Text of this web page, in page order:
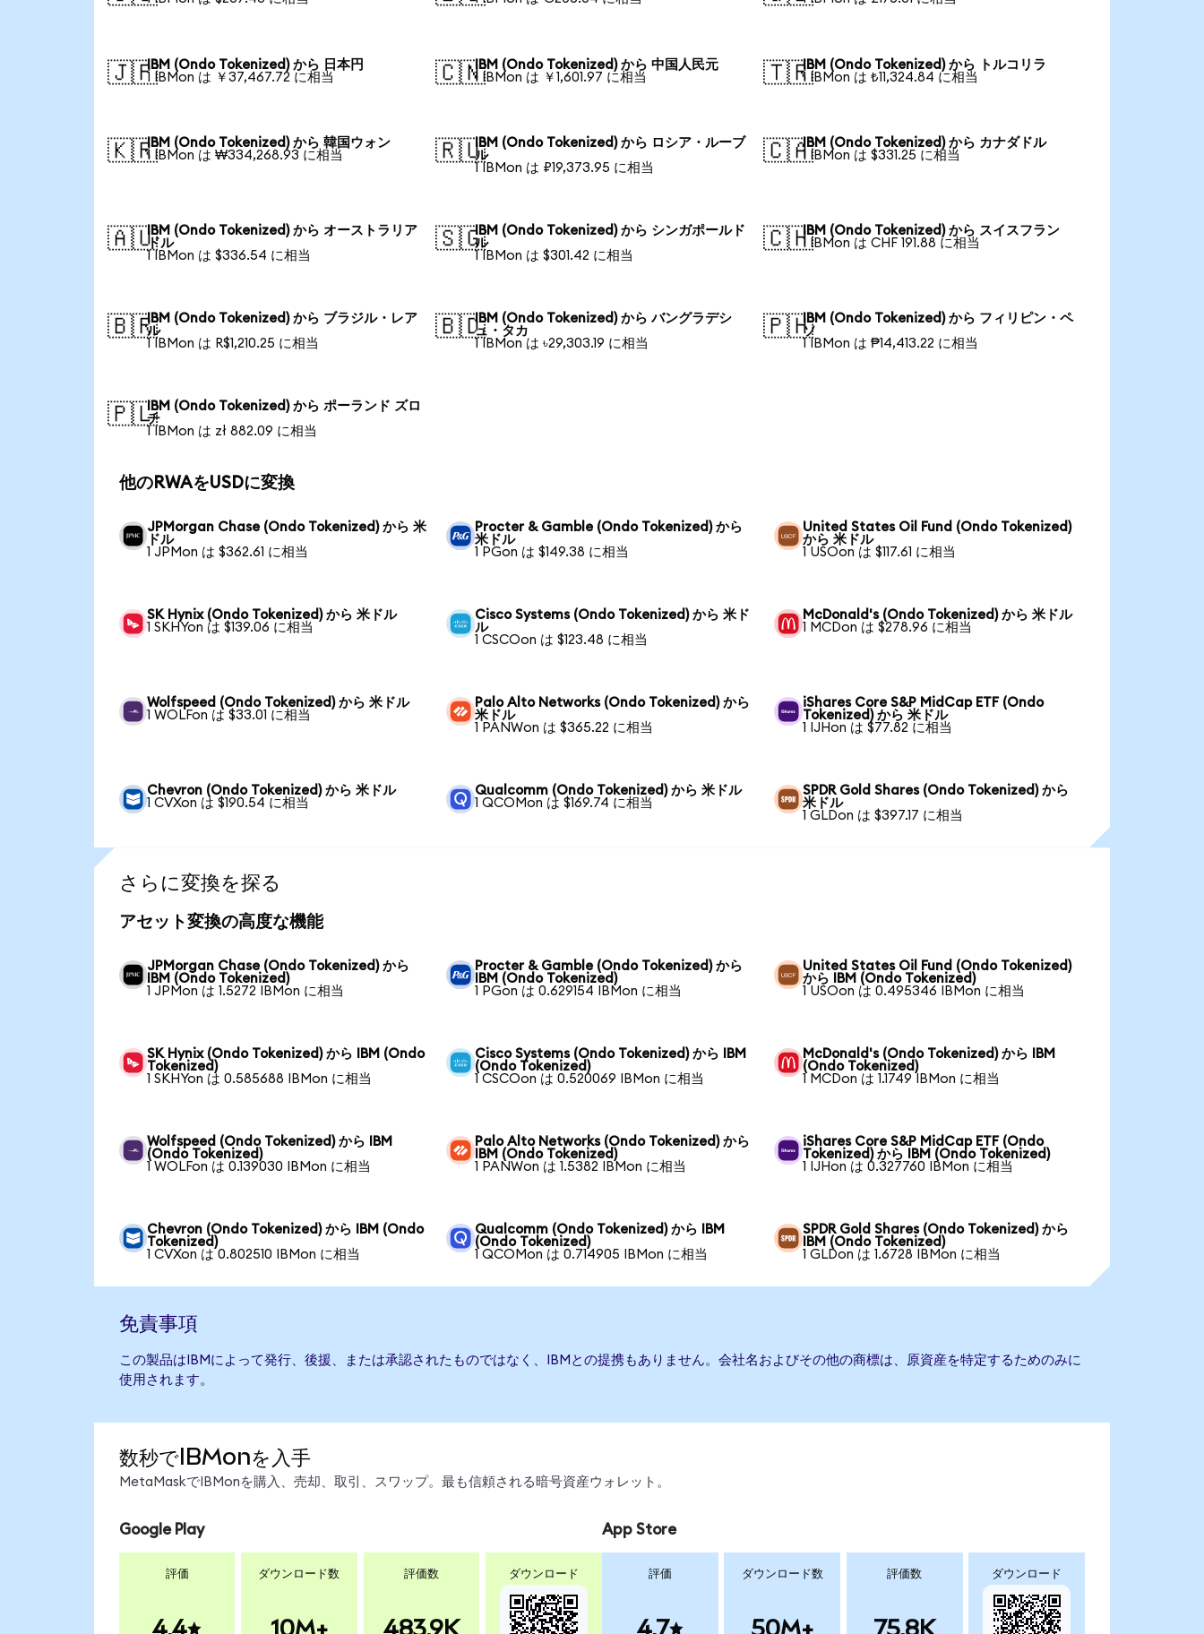
🇯🇵IBM (Ondo Tokenized) から 日本円
1 IBMon は ￥37,467.72 に相当
🇨🇳IBM (Ondo Tokenized) から 中国人民元
1 IBMon は ￥1,601.97 に相当
🇹🇷IBM (Ondo Tokenized) から トルコリラ
1 IBMon は ₺11,324.84 に相当
🇰🇷IBM (Ondo Tokenized) から 韓国ウォン
1 IBMon は ₩334,268.93 に相当
🇷🇺IBM (Ondo Tokenized) から ロシア・ルーブ
ル
1 IBMon は ₽19,373.95 に相当
🇨🇦IBM (Ondo Tokenized) から カナダドル
1 IBMon は $331.25 に相当
🇦🇺IBM (Ondo Tokenized) から オーストラリア
ドル
1 IBMon は $336.54 に相当
🇸🇬IBM (Ondo Tokenized) から シンガポールド
ル
1 IBMon は $301.42 に相当
🇨🇭IBM (Ondo Tokenized) から スイスフラン
1 IBMon は CHF 191.88 に相当
🇧🇷IBM (Ondo Tokenized) から ブラジル・レア
ル
1 IBMon は R$1,210.25 に相当
🇧🇩IBM (Ondo Tokenized) から バングラデシ
ュ・タカ
1 IBMon は ৳29,303.19 に相当
🇵🇭IBM (Ondo Tokenized) から フィリピン・ペ
ソ
1 IBMon は ₱14,413.22 に相当
🇵🇱IBM (Ondo Tokenized) から ポーランド ズロ
チ
1 IBMon は zł 882.09 に相当
他のRWAをUSDに変換
JPMorgan Chase (Ondo Tokenized) から 米
ドル
1 JPMon は $362.61 に相当
Procter & Gamble (Ondo Tokenized) から
米ドル
1 PGon は $149.38 に相当
United States Oil Fund (Ondo Tokenized)
から 米ドル
1 USOon は $117.61 に相当
SK Hynix (Ondo Tokenized) から 米ドル
1 SKHYon は $139.06 に相当
Cisco Systems (Ondo Tokenized) から 米ド
ル
1 CSCOon は $123.48 に相当
McDonald's (Ondo Tokenized) から 米ドル
1 MCDon は $278.96 に相当
Wolfspeed (Ondo Tokenized) から 米ドル
1 WOLFon は $33.01 に相当
Palo Alto Networks (Ondo Tokenized) から
米ドル
1 PANWon は $365.22 に相当
iShares Core S&P MidCap ETF (Ondo
Tokenized) から 米ドル
1 IJHon は $77.82 に相当
Chevron (Ondo Tokenized) から 米ドル
1 CVXon は $190.54 に相当
Qualcomm (Ondo Tokenized) から 米ドル
1 QCOMon は $169.74 に相当
SPDR Gold Shares (Ondo Tokenized) から
米ドル
1 GLDon は $397.17 に相当
さらに変換を探る
アセット変換の高度な機能
JPMorgan Chase (Ondo Tokenized) から
IBM (Ondo Tokenized)
1 JPMon は 1.5272 IBMon に相当
Procter & Gamble (Ondo Tokenized) から
IBM (Ondo Tokenized)
1 PGon は 0.629154 IBMon に相当
United States Oil Fund (Ondo Tokenized)
から IBM (Ondo Tokenized)
1 USOon は 0.495346 IBMon に相当
SK Hynix (Ondo Tokenized) から IBM (Ondo
Tokenized)
1 SKHYon は 0.585688 IBMon に相当
Cisco Systems (Ondo Tokenized) から IBM
(Ondo Tokenized)
1 CSCOon は 0.520069 IBMon に相当
McDonald's (Ondo Tokenized) から IBM
(Ondo Tokenized)
1 MCDon は 1.1749 IBMon に相当
Wolfspeed (Ondo Tokenized) から IBM
(Ondo Tokenized)
1 WOLFon は 0.139030 IBMon に相当
Palo Alto Networks (Ondo Tokenized) から
IBM (Ondo Tokenized)
1 PANWon は 1.5382 IBMon に相当
iShares Core S&P MidCap ETF (Ondo
Tokenized) から IBM (Ondo Tokenized)
1 IJHon は 0.327760 IBMon に相当
Chevron (Ondo Tokenized) から IBM (Ondo
Tokenized)
1 CVXon は 0.802510 IBMon に相当
Qualcomm (Ondo Tokenized) から IBM
(Ondo Tokenized)
1 QCOMon は 0.714905 IBMon に相当
SPDR Gold Shares (Ondo Tokenized) から
IBM (Ondo Tokenized)
1 GLDon は 1.6728 IBMon に相当
免責事項
この製品はIBMによって発行、後援、または承認されたものではなく、IBMとの提携もありません。会社名およびその他の商標は、原資産を特定するためのみに
使用されます。
数秒でIBMonを入手
MetaMaskでIBMonを購入、売却、取引、スワップ。最も信頼される暗号資産ウォレット。
Google Play
評価
4.4
ダウンロード数
10M+
評価数
483.9K
ダウンロード
App Store
評価
4.7
ダウンロード数
50M+
評価数
75.8K
ダウンロード